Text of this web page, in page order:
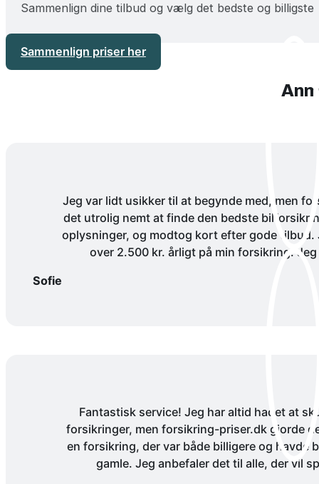
Sammenlign dine tilbud og vælg det bedste og billigste
Sammenlign priser her
Jeg var lidt usikker til at begynde med, men
det utrolig nemt at finde den bedste
oplysninger, og modtog kort efter gode tilbud.
over 2.500 kr. årligt på min forsikring.
Sofie
Fantastisk service! Jeg har altid hadet at
forsikringer, men forsikring-priser.dk gjorde
en forsikring, der var både billigere og havde
gamle. Jeg anbefaler det til alle, der vil